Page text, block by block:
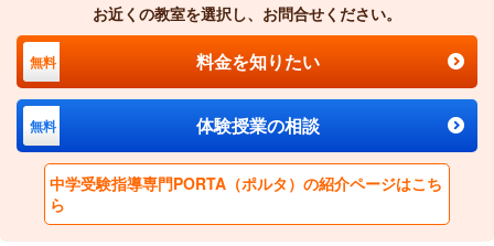
お近くの教室を選択し、お問合せください。
無料 料金を知りたい
無料 体験授業の相談
中学受験指導専門PORTA（ポルタ）の紹介ページはこち
ら